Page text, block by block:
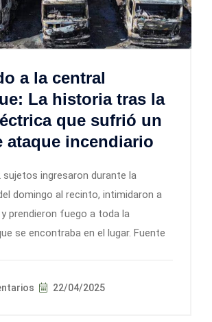
a la central
La historia tras la
que sufrió un
ataque incendiario
sujetos ingresaron durante la
domingo al recinto, intimidaron a
prendieron fuego a toda la
se encontraba en el lugar. Fuente
22/04/2025